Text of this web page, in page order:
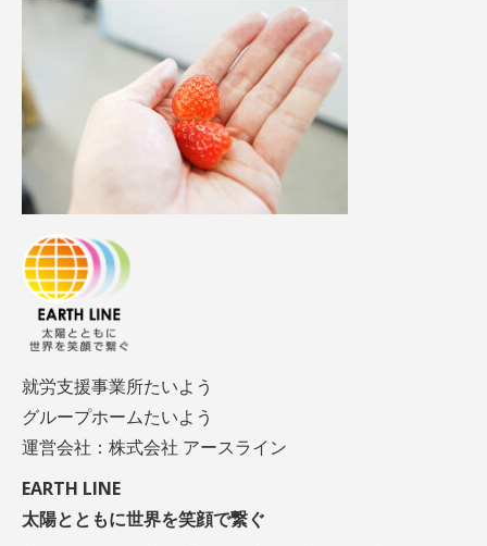
就労支援事業所たいよう
グループホームたいよう
運営会社：株式会社 アースライン
EARTH LINE
太陽とともに世界を笑顔で繋ぐ